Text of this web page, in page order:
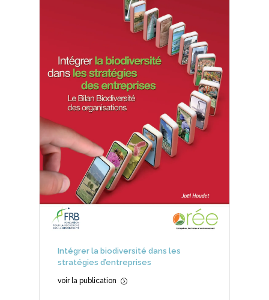
Intégrer la biodiversité dans les
stratégies d’entreprises
voir la publication =